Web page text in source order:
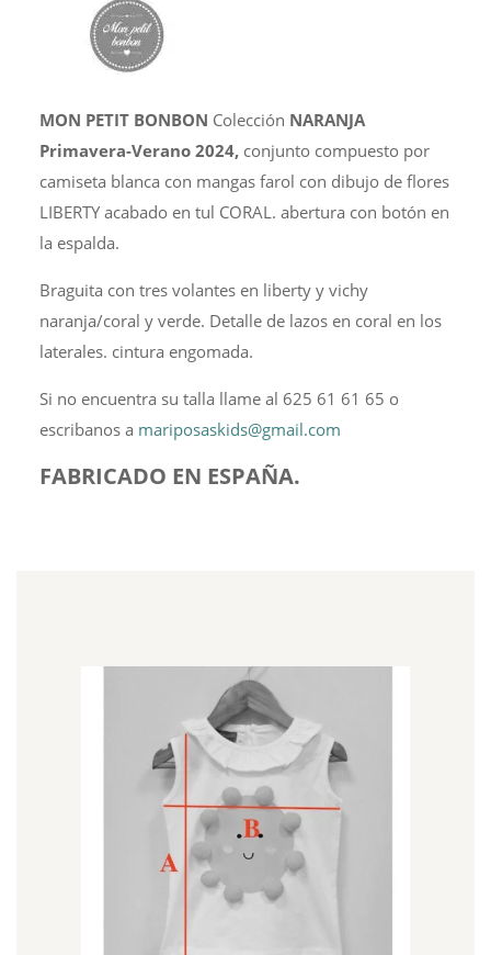
MON PETIT BONBON Colección NARANJA
Primavera-Verano 2024, conjunto compuesto por
camiseta blanca con mangas farol con dibujo de flores
LIBERTY acabado en tul CORAL. abertura con botón en
la espalda.
Braguita con tres volantes en liberty y vichy
naranja/coral y verde. Detalle de lazos en coral en los
laterales. cintura engomada.
Si no encuentra su talla llame al 625 61 61 65 o
escribanos a mariposaskids@gmail.com
FABRICADO EN ESPAÑA.